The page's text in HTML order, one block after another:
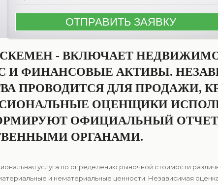
- ВКЛЮЧАЕТ
И ФИНАНСОВЫЕ АКТИВЫ.
ПРОВОДИТСЯ ДЛЯ ПРОДАЖИ,
ОЦЕНЩИКИ
ОФИЦИАЛЬНЫЙ
ОРГАНАМИ.
услуга по определению рыночной стоимости
и нематериальные ценности. Независимая